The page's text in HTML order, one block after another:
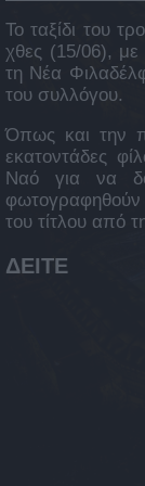
Το ταξίδι του
χθες (15/06),
τη Νέα
του συλλόγου.
Όπως και την
εκατοντάδες
Ναό για να
φωτογραφηθούν
του τίτλου από
ΔΕΙΤΕ